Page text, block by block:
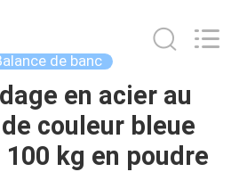
de banc
en acier au
couleur bleue
kg en poudre